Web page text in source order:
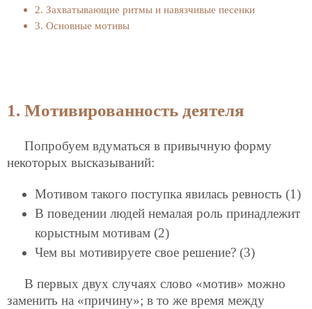
2. Захватывающие ритмы и навязчивые песенки
3. Основные мотивы
1. Мотивированность деятеля
Попробуем вдуматься в привычную форму
некоторых высказываний:
Мотивом такого поступка явилась ревность (1)
В поведении людей немалая роль принадлежит
корыстным мотивам (2)
Чем вы мотивируете свое решение? (3)
В первых двух случаях слово «мотив» можно
заменить на «причину»; в то же время между